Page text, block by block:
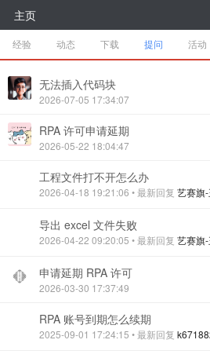
主页
经验 动态 下载 提问 活动
无法插入代码块
2026-07-05 17:34:07
RPA 许可申请延期
2026-05-22 18:04:47
工程文件打不开怎么办
2026-04-18 19:21:06 • 最新回复 艺赛旗
导出 excel 文件失败
2026-04-22 09:20:05 • 最新回复 艺赛旗
申请延期 RPA 许可
2026-03-30 17:37:49
RPA 账号到期怎么续期
2025-09-01 17:24:15 • 最新回复